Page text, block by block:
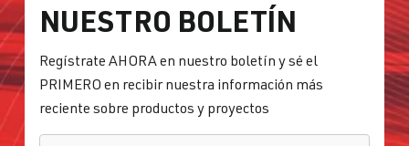
NUESTRO BOLETÍN
Regístrate AHORA en nuestro boletín y sé el
PRIMERO en recibir nuestra información más
reciente sobre productos y proyectos